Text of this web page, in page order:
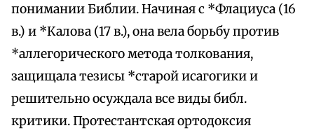
понимании Библии. Начиная с *Флациуса (16
в.) и *Калова (17 в.), она вела борьбу против
*аллегорического метода толкования,
защищала тезисы *старой исагогики и
решительно осуждала все виды библ.
критики. Протестантская ортодоксия